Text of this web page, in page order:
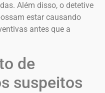
Além disso, o detetive
estar causando
antes que a
de
suspeitos